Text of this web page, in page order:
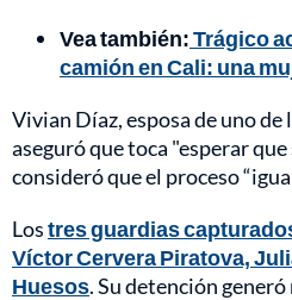
Vea también:Trágico
camión en Cali: una
Vivian Díaz, esposa de uno
aseguró que toca "esperar que
consideró que el proceso
Lostres guardias
Víctor Cervera Piratova,
Huesos. Su detención